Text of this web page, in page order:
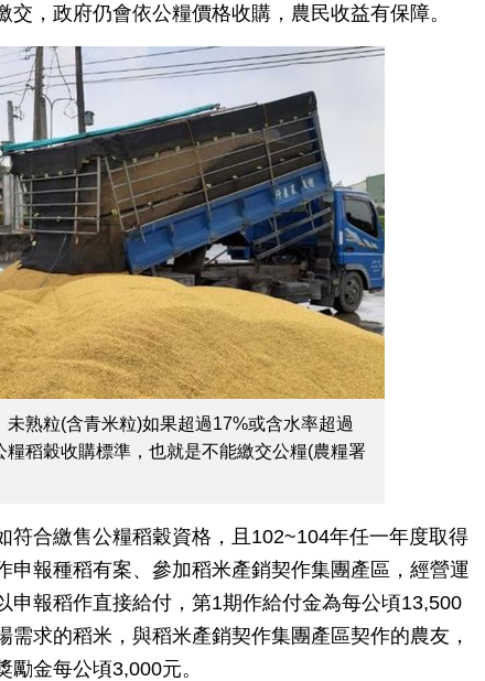
交，政府仍會依公糧價格收購，農民收益有保障。
未熟粒(含青米粒)如果超過17%或含水率超過
糧稻穀收購標準，也就是不能繳交公糧(農糧署
符合繳售公糧稻穀資格，且102~104年任一年度取得
申報種稻有案、參加稻米產銷契作集團產區，經營運
申報稻作直接給付，第1期作給付金為每公頃13,500
需求的稻米，與稻米產銷契作集團產區契作的農友，
金每公頃3,000元。